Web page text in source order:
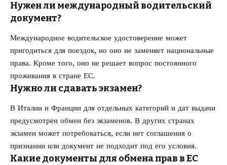
Нужен ли международный водительский
документ?
Международное водительское удостоверение может
пригодиться для поездок, но оно не заменяет национальные
права. Кроме того, оно не решает вопрос постоянного
проживания в стране ЕС.
Нужно ли сдавать экзамен?
В Италии и Франции для отдельных категорий и дат выдачи
предусмотрен обмен без экзаменов. В других странах
экзамен может потребоваться, если нет соглашения о
признании или документ не подходит под его условия.
Какие документы для обмена прав в ЕС